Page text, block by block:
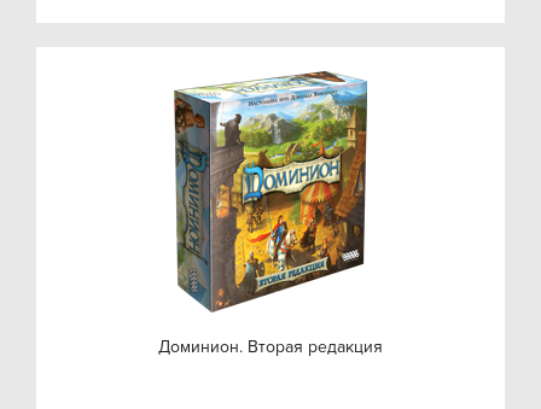
Доминион. Вторая редакция